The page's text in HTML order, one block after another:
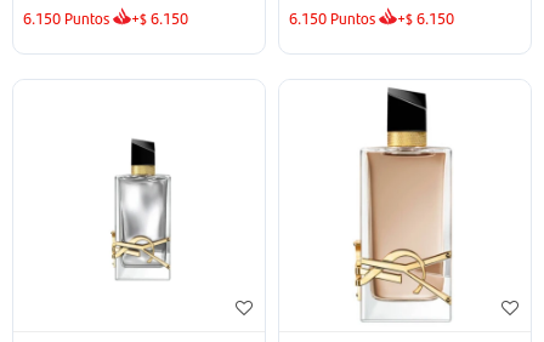
6.150 Puntos +$6.150 6.150 Puntos +$6.150